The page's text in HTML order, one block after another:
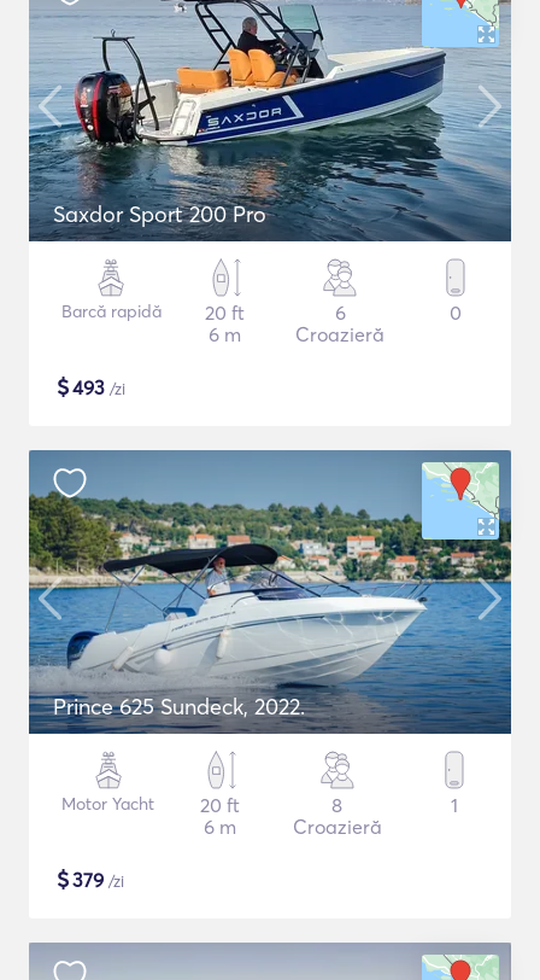
Saxdor Sport 200 Pro
Barcă rapidă
20 ft
6 m
6
Croazieră
0
$493 /zi
Prince 625 Sundeck, 2022.
Motor Yacht
20 ft
6 m
8
Croazieră
1
$379 /zi